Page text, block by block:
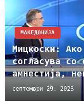
МАКЕДОНИЈА
Мицкоски:
согласува со
амнестија,
септември 29, 2023